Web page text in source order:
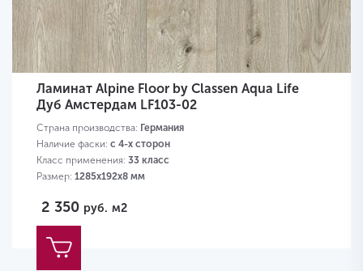
Ламинат Alpine Floor by Classen Aqua Life
Дуб Амстердам LF103-02
Страна производства: Германия
Наличие фаски: с 4-х сторон
Класс применения: 33 класс
Размер: 1285х192х8 мм
2 350 руб. м2